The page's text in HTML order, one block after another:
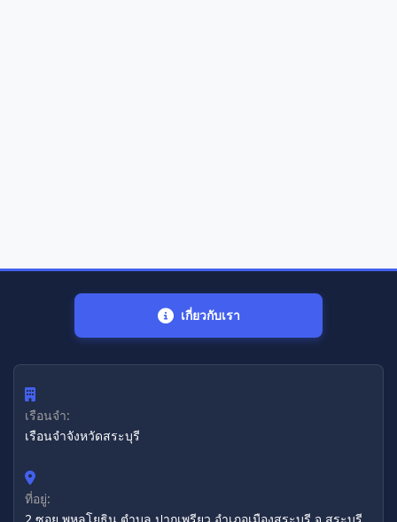
เกี่ยวกับเรา
เรือนจำ:
เรือนจำจังหวัดสระบุรี
ที่อยู่: